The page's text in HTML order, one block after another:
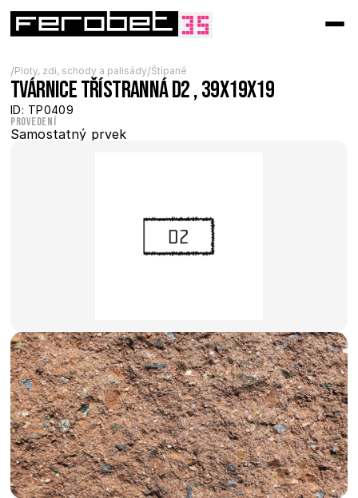
/Ploty, zdi, schody a palisády/Štípané
Tvárnice třístranná D2 , 39x19x19
ID: TP0409
Provedení
Samostatný prvek